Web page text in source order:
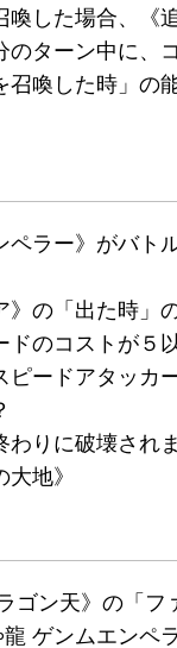
喚した場合、《
のターン中に、
召喚した時」の
ペラー》がバト
》の「出た時」
ドのコストが５
ピードアタッカ
わりに破壊され
地》
ゴン天》の「フ
ゲンムエンペ